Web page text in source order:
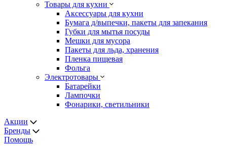
Товары для кухни
Аксессуары для кухни
Бумага д/выпечки, пакеты для запекания
Губки для мытья посуды
Мешки для мусора
Пакеты для льда, хранения
Пленка пищевая
Фольга
Электротовары
Батарейки
Лампочки
Фонарики, светильники
Акции
Бренды
Помощь